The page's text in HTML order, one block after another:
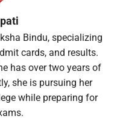
Bindu, specializing
cards, and results.
has over two years of
she is pursuing her
while preparing for